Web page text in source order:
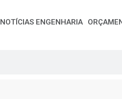
NOTÍCIAS ENGENHARIA